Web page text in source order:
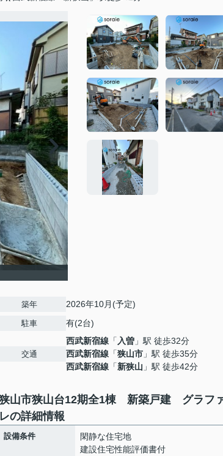
築年 2026年10月(予定)
駐車 有(2台)
交通
西武新宿線 「 入曽 」駅 徒歩32分
西武新宿線 「狭山市 」駅 徒歩35分
西武新宿線 「新狭山 」駅 徒歩42分
山市狭山台12期全1棟 新築戸建 グラフ
レの詳細情報
設備条件
閑静な住宅地
建設住宅性能評価書付